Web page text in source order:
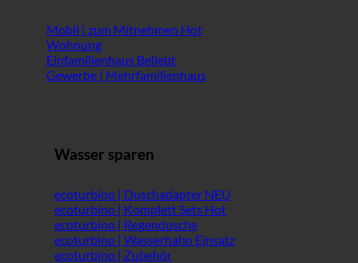
Mobil | zum Mitnehmen
Wohnung
Einfamilienhaus
Gewerbe | Mehrfamilienhaus
Wasser sparen
ecoturbino | Duschadapter
ecoturbino | Komplett Sets
ecoturbino | Regendusche
ecoturbino | Wasserhahn Einsatz
ecoturbino | Zubehör